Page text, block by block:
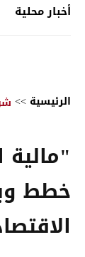
أخبار محلية
الرئيسية >>
خطط